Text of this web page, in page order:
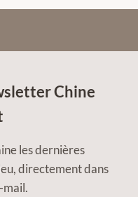
Chine
les dernières
directement dans